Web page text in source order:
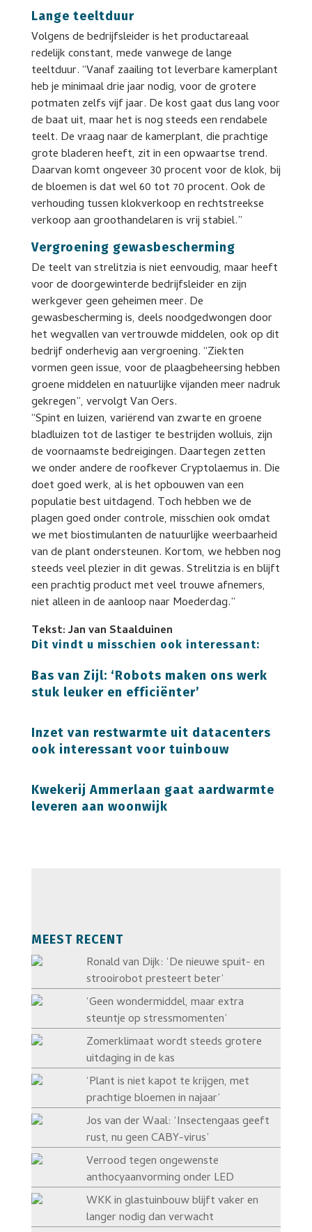
Lange teeltduur
Volgens de bedrijfsleider is het productareaal
redelijk constant, mede vanwege de lange
teeltduur. “Vanaf zaailing tot leverbare kamerplant
heb je minimaal drie jaar nodig, voor de grotere
potmaten zelfs vijf jaar. De kost gaat dus lang voor
de baat uit, maar het is nog steeds een rendabele
teelt. De vraag naar de kamerplant, die prachtige
grote bladeren heeft, zit in een opwaartse trend.
Daarvan komt ongeveer 30 procent voor de klok, bij
de bloemen is dat wel 60 tot 70 procent. Ook de
verhouding tussen klokverkoop en rechtstreekse
verkoop aan groothandelaren is vrij stabiel.”
Vergroening gewasbescherming
De teelt van strelitzia is niet eenvoudig, maar heeft
voor de doorgewinterde bedrijfsleider en zijn
werkgever geen geheimen meer. De
gewasbescherming is, deels noodgedwongen door
het wegvallen van vertrouwde middelen, ook op dit
bedrijf onderhevig aan vergroening. “Ziekten
vormen geen issue, voor de plaagbeheersing hebben
groene middelen en natuurlijke vijanden meer nadruk
gekregen”, vervolgt Van Oers.
“Spint en luizen, variërend van zwarte en groene
bladluizen tot de lastiger te bestrijden wolluis, zijn
de voornaamste bedreigingen. Daartegen zetten
we onder andere de roofkever Cryptolaemus in. Die
doet goed werk, al is het opbouwen van een
populatie best uitdagend. Toch hebben we de
plagen goed onder controle, misschien ook omdat
we met biostimulanten de natuurlijke weerbaarheid
van de plant ondersteunen. Kortom, we hebben nog
steeds veel plezier in dit gewas. Strelitzia is en blijft
een prachtig product met veel trouwe afnemers,
niet alleen in de aanloop naar Moederdag.”
Tekst: Jan van Staalduinen
Dit vindt u misschien ook interessant:
Bas van Zijl: ‘Robots maken ons werk
stuk leuker en efficiënter’
Inzet van restwarmte uit datacenters
ook interessant voor tuinbouw
Kwekerij Ammerlaan gaat aardwarmte
leveren aan woonwijk
MEEST RECENT
Ronald van Dijk: ‘De nieuwe spuit- en
strooirobot presteert beter’
‘Geen wondermiddel, maar extra
steuntje op stressmomenten’
Zomerklimaat wordt steeds grotere
uitdaging in de kas
‘Plant is niet kapot te krijgen, met
prachtige bloemen in najaar’
Jos van der Waal: ‘Insectengaas geeft
rust, nu geen CABY-virus’
Verrood tegen ongewenste
anthocyaanvorming onder LED
WKK in glastuinbouw blijft vaker en
langer nodig dan verwacht